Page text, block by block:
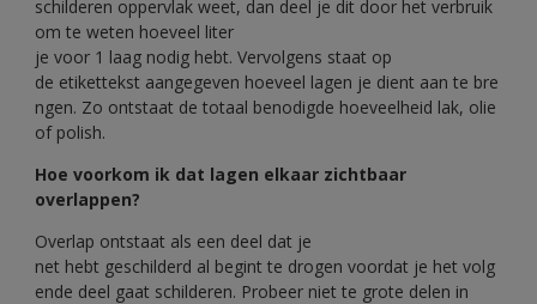
schilderen oppervlak weet, dan deel je dit door het verbruik
om te weten hoeveel liter
je voor 1 laag nodig hebt. Vervolgens staat op
de etikettekst aangegeven hoeveel lagen je dient aan te bre
ngen. Zo ontstaat de totaal benodigde hoeveelheid lak, olie
of polish.
Hoe voorkom ik dat lagen elkaar zichtbaar
overlappen?
Overlap ontstaat als een deel dat je
net hebt geschilderd al begint te drogen voordat je het volg
ende deel gaat schilderen. Probeer niet te grote delen in